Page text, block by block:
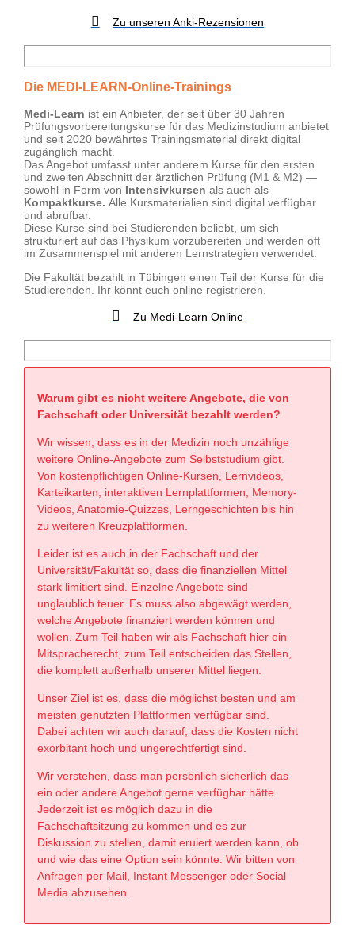
Zu unseren Anki-Rezensionen
Die MEDI-LEARN-Online-Trainings
Medi-Learn ist ein Anbieter, der seit über 30 Jahren
Prüfungsvorbereitungskurse für das Medizinstudium anbietet
und seit 2020 bewährtes Trainingsmaterial direkt digital
zugänglich macht.
Das Angebot umfasst unter anderem Kurse für den ersten
und zweiten Abschnitt der ärztlichen Prüfung (M1 & M2) —
sowohl in Form von Intensivkursen als auch als
Kompaktkurse. Alle Kursmaterialien sind digital verfügbar
und abrufbar.
Diese Kurse sind bei Studierenden beliebt, um sich
strukturiert auf das Physikum vorzubereiten und werden oft
im Zusammenspiel mit anderen Lernstrategien verwendet.
Die Fakultät bezahlt in Tübingen einen Teil der Kurse für die
Studierenden. Ihr könnt euch online registrieren.
Zu Medi-Learn Online
Warum gibt es nicht weitere Angebote, die von
Fachschaft oder Universität bezahlt werden?
Wir wissen, dass es in der Medizin noch unzählige
weitere Online-Angebote zum Selbststudium gibt.
Von kostenpflichtigen Online-Kursen, Lernvideos,
Karteikarten, interaktiven Lernplattformen, Memory-
Videos, Anatomie-Quizzes, Lerngeschichten bis hin
zu weiteren Kreuzplattformen.
Leider ist es auch in der Fachschaft und der
Universität/Fakultät so, dass die finanziellen Mittel
stark limitiert sind. Einzelne Angebote sind
unglaublich teuer. Es muss also abgewägt werden,
welche Angebote finanziert werden können und
wollen. Zum Teil haben wir als Fachschaft hier ein
Mitspracherecht, zum Teil entscheiden das Stellen,
die komplett außerhalb unserer Mittel liegen.
Unser Ziel ist es, dass die möglichst besten und am
meisten genutzten Plattformen verfügbar sind.
Dabei achten wir auch darauf, dass die Kosten nicht
exorbitant hoch und ungerechtfertigt sind.
Wir verstehen, dass man persönlich sicherlich das
ein oder andere Angebot gerne verfügbar hätte.
Jederzeit ist es möglich dazu in die
Fachschaftsitzung zu kommen und es zur
Diskussion zu stellen, damit eruiert werden kann, ob
und wie das eine Option sein könnte. Wir bitten von
Anfragen per Mail, Instant Messenger oder Social
Media abzusehen.